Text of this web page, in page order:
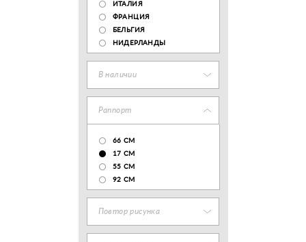
ИТАЛИЯ
ФРАНЦИЯ
БЕЛЬГИЯ
НИДЕРЛАНДЫ
В наличии
Раппорт
66 СМ
17 CM
55 СМ
92 СМ
Повтор рисунка